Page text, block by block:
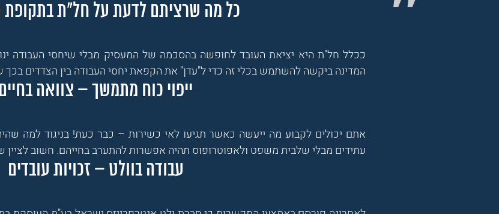
כל מה שרציתם לדעת על חל"ת בתקופת
ככלל חל"ת היא יציאת העובד לחופשה בהסכמה של המעסיק מבלי שיחסי העבודה
המדינה ביקשה להשתמש בכלי זה כדי ל"עדן" את הקפאת יחסי העבודה בין הצדדים
ייפוי כוח מתמשך – צוואה בחיים
אתם יכולים לקבוע מה ייעשה כאשר תגיעו לאי כשירות – כבר כעת! בניגוד למה
עתידים מבלי שלבית משפט ולאפוטרופוס תהיה אפשרות להתערב בחייהם. חשוב
עבודה בוולט – זכויות עובדים